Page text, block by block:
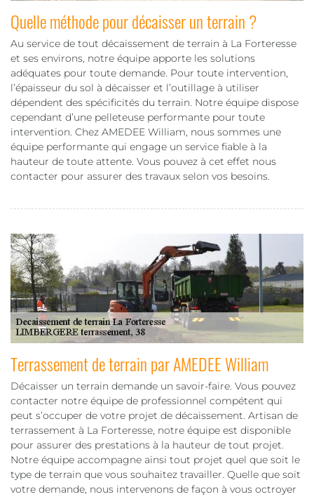
Quelle méthode pour décaisser un terrain ?
Au service de tout décaissement de terrain à La Forteresse
et ses environs, notre équipe apporte les solutions
adéquates pour toute demande. Pour toute intervention,
l’épaisseur du sol à décaisser et l’outillage à utiliser
dépendent des spécificités du terrain. Notre équipe dispose
cependant d’une pelleteuse performante pour toute
intervention. Chez AMEDEE William, nous sommes une
équipe performante qui engage un service fiable à la
hauteur de toute attente. Vous pouvez à cet effet nous
contacter pour assurer des travaux selon vos besoins.
Terrassement de terrain par AMEDEE William
Décaisser un terrain demande un savoir-faire. Vous pouvez
contacter notre équipe de professionnel compétent qui
peut s’occuper de votre projet de décaissement. Artisan de
terrassement à La Forteresse, notre équipe est disponible
pour assurer des prestations à la hauteur de tout projet.
Notre équipe accompagne ainsi tout projet quel que soit le
type de terrain que vous souhaitez travailler. Quelle que soit
votre demande, nous intervenons de façon à vous octroyer